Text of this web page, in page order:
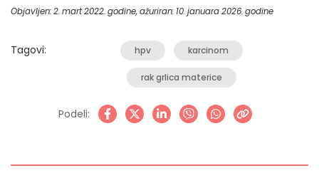
Objavljen: 2. mart 2022. godine, ažuriran: 10. januara 2026. godine
Tagovi: hpv karcinom
rak grlica materice
Podeli: